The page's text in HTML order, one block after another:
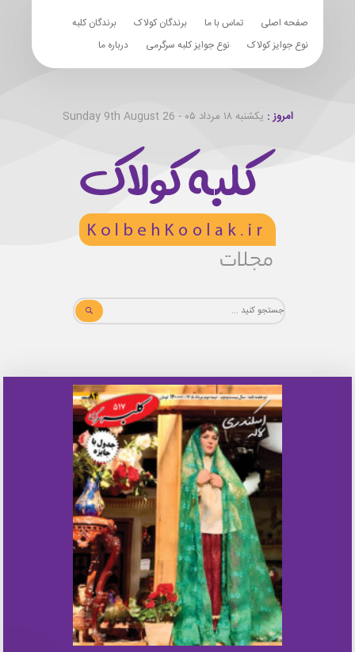
صفحه اصلی تماس با ما برندگان کولاک
برندگان کلبه
نوع جوایز کولاک
نوع جوایز کلبه سرگرمی درباره ما
امروز : یکشنبه ۱۸ مرداد ۰۵ - Sunday 9th August 26